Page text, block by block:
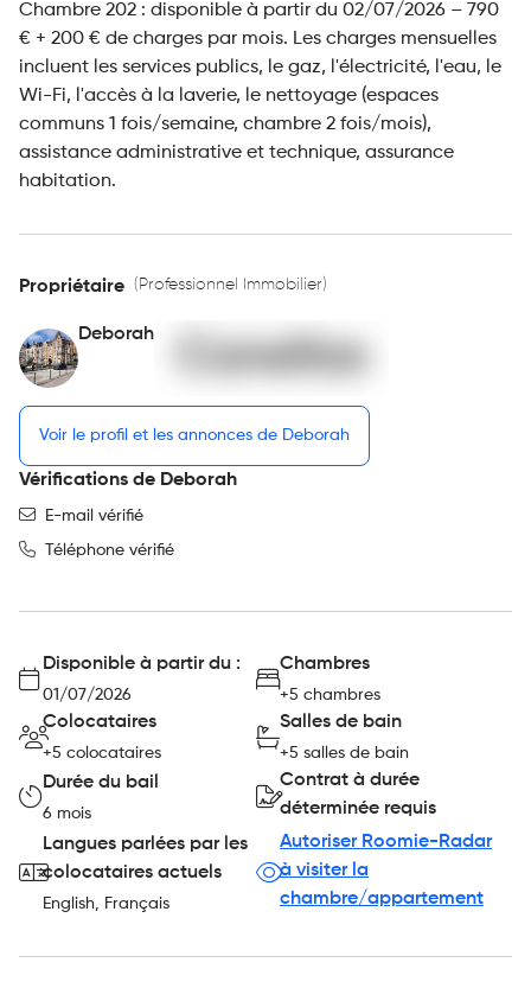
Chambre 202 : disponible à partir du 02/07/2026 – 790
€ + 200 € de charges par mois. Les charges mensuelles
incluent les services publics, le gaz, l'électricité, l'eau, le
Wi-Fi, l'accès à la laverie, le nettoyage (espaces
communs 1 fois/semaine, chambre 2 fois/mois),
assistance administrative et technique, assurance
habitation.
Propriétaire (Professionnel Immobilier)
Deborah
Voir le profil et les annonces de Deborah
Vérifications de Deborah
E-mail vérifié
Téléphone vérifié
Disponible à partir du :
01/07/2026
Chambres
+5 chambres
Colocataires
+5 colocataires
Salles de bain
+5 salles de bain
Durée du bail
6 mois
Contrat à durée
déterminée requis
Langues parlées par les
colocataires actuels
English, Français
Autoriser Roomie-Radar
à visiter la
chambre/appartement